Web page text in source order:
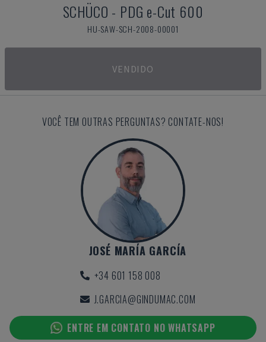
SCHÜCO - PDG e-Cut 600
HU-SAW-SCH-2008-00001
VENDIDO
VOCÊ TEM OUTRAS PERGUNTAS? CONTATE-NOS!
JOSÉ MARÍA GARCÍA
+34 601 158 008
J.GARCIA@GINDUMAC.COM
ENTRE EM CONTATO NO WHATSAPP